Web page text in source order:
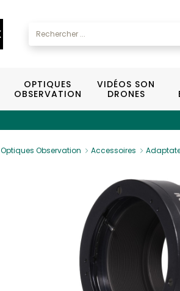
OPTIQUES
OBSERVATION
VIDÉOS SON
DRONES
Optiques Observation Accessoires